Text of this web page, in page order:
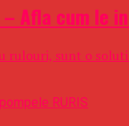
Afla cum le
rulouri, sunt o